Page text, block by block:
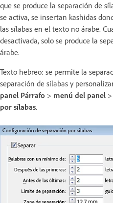
que se produce la separación de
se activa, se insertan kashidas
las sílabas en el texto no árabe.
desactivada, solo se produce la
árabe.
Texto hebreo: se permite la
separación de sílabas y
panel Párrafo > menú del panel >
por sílabas.